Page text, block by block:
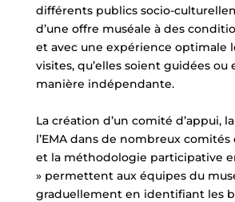
différents publics socio-
d’une offre muséale à des
et avec une expérience optimale
visites, qu’elles soient guidées ou
manière indépendante.
La création d’un comité d’appui,
l’EMA dans de nombreux comités
et la méthodologie participative
» permettent aux équipes du
graduellement en identifiant les